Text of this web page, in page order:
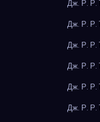
Дж. Р. Р.
Дж. Р. Р.
Дж. Р. Р.
Дж. Р. Р.
Дж. Р. Р.
Дж. Р. Р.